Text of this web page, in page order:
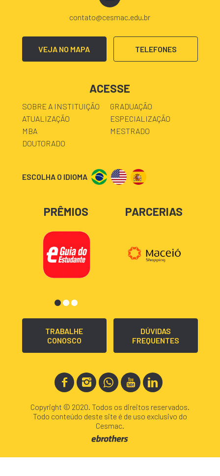
contato@cesmac.edu.br
VEJA NO MAPA TELEFONES
ACESSE
SOBRE A INSTITUIÇÃO
GRADUAÇÃO
ATUALIZAÇÃO
ESPECIALIZAÇÃO
MBA
MESTRADO
DOUTORADO
ESCOLHA O IDIOMA
PRÊMIOS PARCERIAS
TRABALHE
CONOSCO
DÚVIDAS
FREQUENTES
Copyright © 2020. Todos os direitos reservados.
Todo conteúdo deste site é de uso exclusivo do
Cesmac.